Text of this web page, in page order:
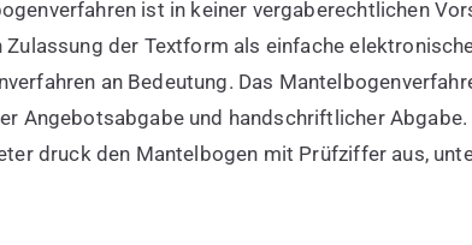
von
Mantelbogenverfahren
ist in keiner vergaberechtlichen
Zulassung der Textform als einfache
an Bedeutung. Das
Angebotsabgabe und handschriftlicher
druck den Mantelbogen mit Prüfziffer aus,